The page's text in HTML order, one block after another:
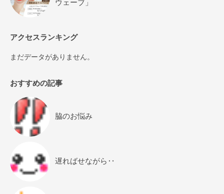
ウェーブ」
アクセスランキング
まだデータがありません。
おすすめの記事
脇のお悩み
遅ればせながら‥